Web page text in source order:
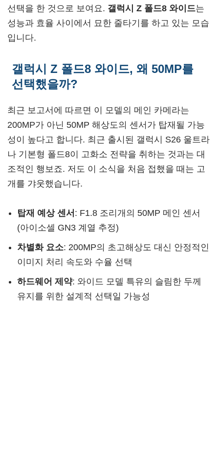
선택을 한 것으로 보여요. 갤럭시 Z 폴드8 와이드는
성능과 효율 사이에서 묘한 줄타기를 하고 있는 모습
입니다.
갤럭시 Z 폴드8 와이드, 왜 50MP를
선택했을까?
최근 보고서에 따르면 이 모델의 메인 카메라는
200MP가 아닌 50MP 해상도의 센서가 탑재될 가능
성이 높다고 합니다. 최근 출시된 갤럭시 S26 울트라
나 기본형 폴드8이 고화소 전략을 취하는 것과는 대
조적인 행보죠. 저도 이 소식을 처음 접했을 때는 고
개를 갸웃했습니다.
탑재 예상 센서 : F1.8 조리개의 50MP 메인 센서
(아이소셀 GN3 계열 추정)
차별화 요소: 200MP의 초고해상도 대신 안정적인
이미지 처리 속도와 수율 선택
하드웨어 제약: 와이드 모델 특유의 슬림한 두께
유지를 위한 설계적 선택일 가능성